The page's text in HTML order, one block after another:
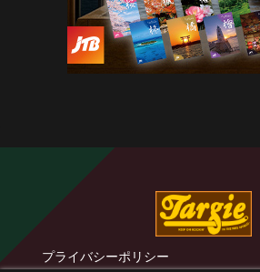
プライバシーポリシー